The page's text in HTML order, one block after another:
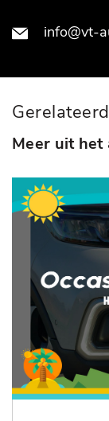
info@vt-
Meer uit het